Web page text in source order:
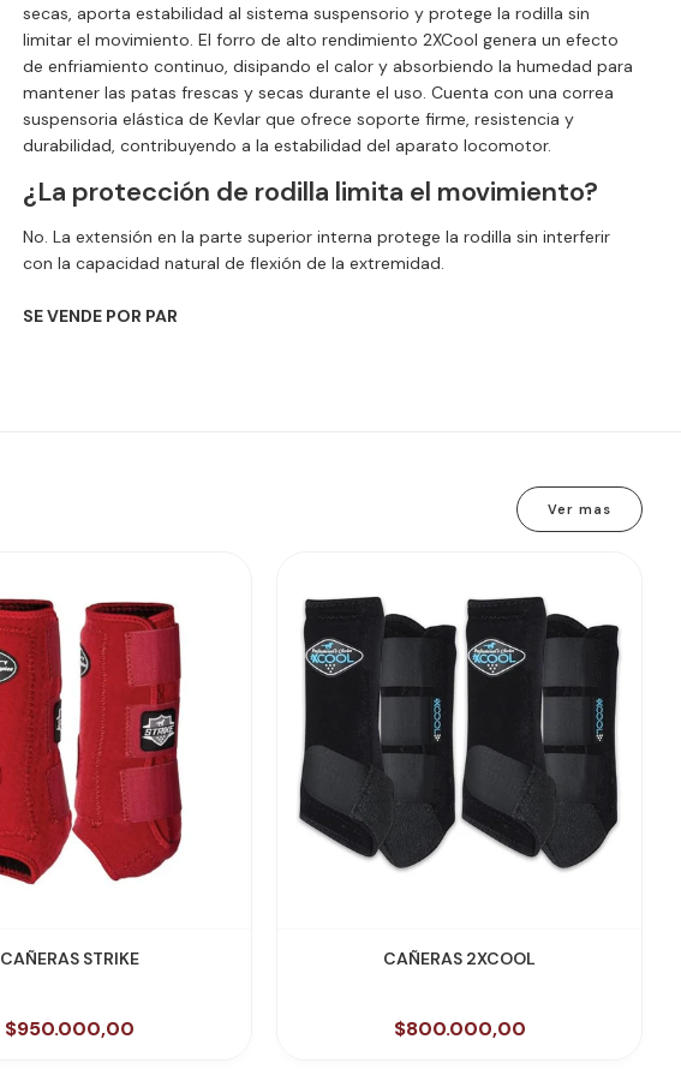
secas, aporta estabilidad al sistema suspensorio y protege la rodilla sin
limitar el movimiento. El forro de alto rendimiento 2XCool genera un efecto
de enfriamiento continuo, disipando el calor y absorbiendo la humedad para
mantener las patas frescas y secas durante el uso. Cuenta con una correa
suspensoria elástica de Kevlar que ofrece soporte firme, resistencia y
durabilidad, contribuyendo a la estabilidad del aparato locomotor.
¿La protección de rodilla limita el movimiento?
No. La extensión en la parte superior interna protege la rodilla sin interferir
con la capacidad natural de flexión de la extremidad.
SE VENDE POR PAR
Ver mas
CAÑERAS STRIKE
$950.000,00
CAÑERAS 2XCOOL
$800.000,00